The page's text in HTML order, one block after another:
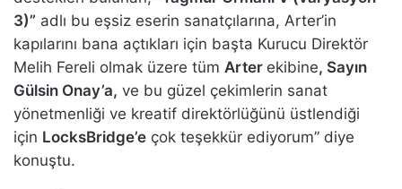
3)” adlı bu eşsiz eserin sanatçılarına, Arter’in
kapılarını bana açtıkları için başta Kurucu Direktör
Melih Fereli olmak üzere tüm Arter ekibine, Sayın
Gülsin Onay’a, ve bu güzel çekimlerin sanat
yönetmenliği ve kreatif direktörlüğünü üstlendiği
için LocksBridge’e çok teşekkür ediyorum” diye
konuştu.